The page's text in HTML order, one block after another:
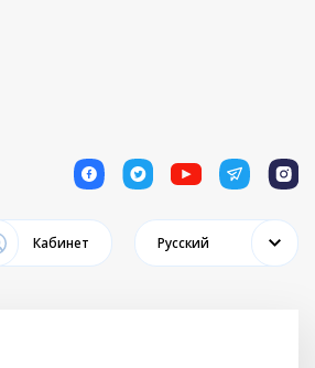
1 1 1 1 1
Кабинет Русский